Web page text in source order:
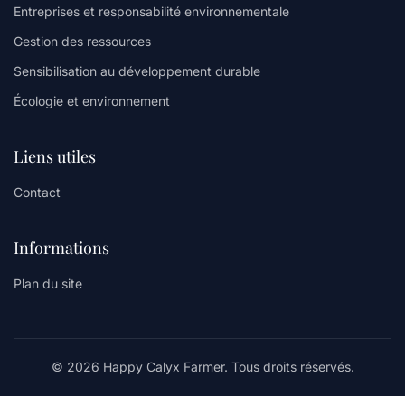
Entreprises et responsabilité environnementale
Gestion des ressources
Sensibilisation au développement durable
Écologie et environnement
Liens utiles
Contact
Informations
Plan du site
© 2026 Happy Calyx Farmer. Tous droits réservés.